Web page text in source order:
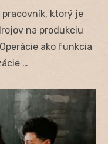
pracovník, ktorý je
na produkciu
ako funkcia
…